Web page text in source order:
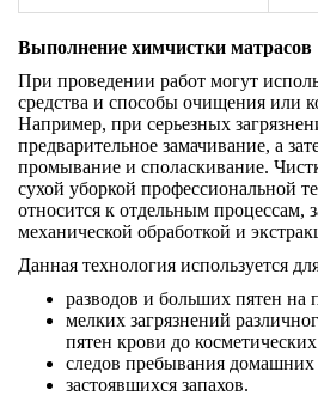
Выполнение химчистки матрасов
При проведении работ могут
средства и способы очищения или
Например, при серьезных
предварительное замачивание, а
промывание и споласкивание.
сухой уборкой профессиональной
относится к отдельным процессам,
механической обработкой и
Данная технология используется
разводов и больших пятен на
мелких загрязнений
пятен крови до косметических
следов пребывания
застоявшихся запахов.